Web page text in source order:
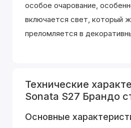
особое очарование,
включается свет, который
преломляется в
Технические
Sonata S27 Брандо
Основные